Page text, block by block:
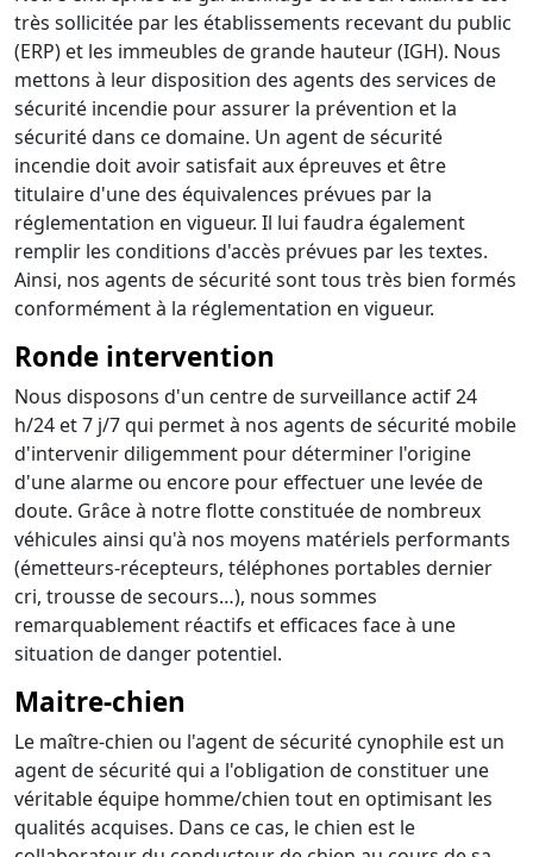
très sollicitée par les établissements recevant du public
(ERP) et les immeubles de grande hauteur (IGH). Nous
mettons à leur disposition des agents des services de
sécurité incendie pour assurer la prévention et la
sécurité dans ce domaine. Un agent de sécurité
incendie doit avoir satisfait aux épreuves et être
titulaire d'une des équivalences prévues par la
réglementation en vigueur. Il lui faudra également
remplir les conditions d'accès prévues par les textes.
Ainsi, nos agents de sécurité sont tous très bien formés
conformément à la réglementation en vigueur.
Ronde intervention
Nous disposons d'un centre de surveillance actif 24
h/24 et 7 j/7 qui permet à nos agents de sécurité mobile
d'intervenir diligemment pour déterminer l'origine
d'une alarme ou encore pour effectuer une levée de
doute. Grâce à notre flotte constituée de nombreux
véhicules ainsi qu'à nos moyens matériels performants
(émetteurs-récepteurs, téléphones portables dernier
cri, trousse de secours…), nous sommes
remarquablement réactifs et efficaces face à une
situation de danger potentiel.
Maitre-chien
Le maître-chien ou l'agent de sécurité cynophile est un
agent de sécurité qui a l'obligation de constituer une
véritable équipe homme/chien tout en optimisant les
qualités acquises. Dans ce cas, le chien est le